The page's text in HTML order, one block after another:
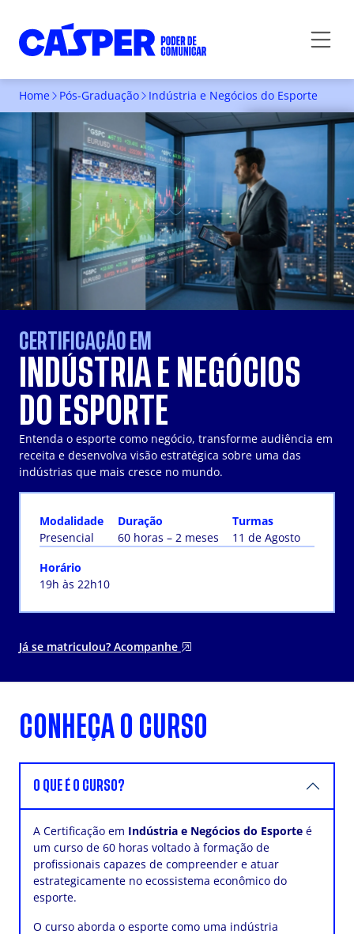
Home Pós-Graduação Indústria e Negócios do Esporte
CERTIFICAÇÃO EM
INDÚSTRIA E NEGÓCIOS
DO ESPORTE
Entenda o esporte como negócio, transforme audiência em
receita e desenvolva visão estratégica sobre uma das
indústrias que mais cresce no mundo.
Modalidade
Presencial
Duração
60 horas – 2 meses
Turmas
11 de Agosto
Horário
19h às 22h10
INSCREVA-SE
Já se matriculou? Acompanhe
CONHEÇA O CURSO
O QUE É O CURSO?
A Certificação em Indústria e Negócios do Esporte é
um curso de 60 horas voltado à formação de
profissionais capazes de compreender e atuar
estrategicamente no ecossistema econômico do
esporte.
O curso aborda o esporte como uma indústria